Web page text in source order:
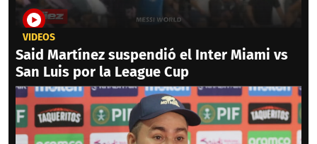
VIDEOS
Said Martínez suspendió el Inter Miami vs
San Luis por la League Cup